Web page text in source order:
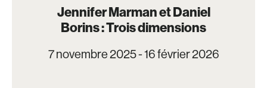
Jennifer Marman et Daniel
Borins : Trois dimensions
7 novembre 2025 - 16 février 2026